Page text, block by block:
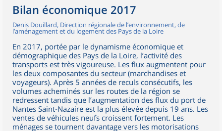
Bilan économique 2017
Denis Douillard, Direction régionale de l’environnement, de
l’aménagement et du logement des Pays de la Loire
En 2017, portée par le dynamisme économique et
démographique des Pays de la Loire, l’activité des
transports est très vigoureuse. Les flux augmentent pour
les deux composantes du secteur (marchandises et
voyageurs). Après 5 années de reculs consécutifs, les
volumes acheminés sur les routes de la région se
redressent tandis que l’augmentation des flux du port de
Nantes Saint-Nazaire est la plus élevée depuis 19 ans. Les
ventes de véhicules neufs croissent fortement. Les
ménages se tournent davantage vers les motorisations